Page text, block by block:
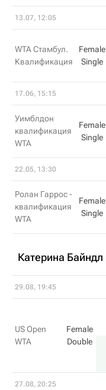
13.07, 12:05
WTA Стамбул.
Квалификация
Female
Single
17.06, 15:15
Уимблдон
квалификация
WTA
Female
Single
22.05, 13:30
Ролан Гаррос -
квалификация
WTA
Female
Single
Катерина Байндл
29.08, 19:45
US Open
WTA
Female
Double
27.08, 20:25